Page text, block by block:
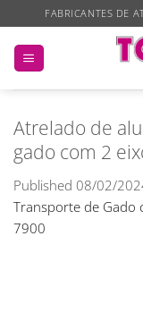
to
content
FABRICANTES DE
Atrelado de
gado com 2
Published 08/02/
Transporte de Gado
7900